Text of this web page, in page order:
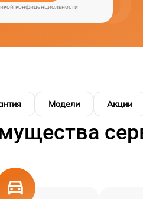
конфиденциальности
Модели Акции